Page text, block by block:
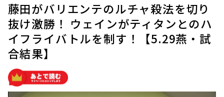
藤田がバリエンテのルチャ殺法を切り
抜け激勝！ ウェインがティタンとのハ
イフライバトルを制す！【5.29燕・試
合結果】